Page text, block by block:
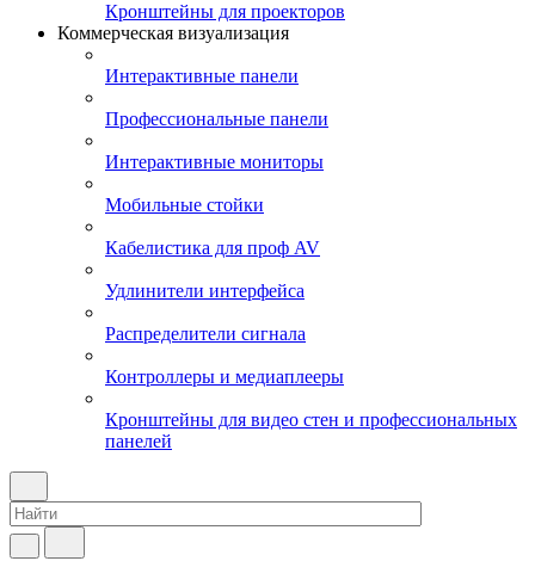
Кронштейны для проекторов
Коммерческая визуализация
Интерактивные панели
Профессиональные панели
Интерактивные мониторы
Мобильные стойки
Кабелистика для проф AV
Удлинители интерфейса
Распределители сигнала
Контроллеры и медиаплееры
Кронштейны для видео стен и профессиональных
панелей